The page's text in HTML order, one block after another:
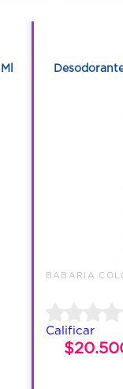
BABARIA
Calificar